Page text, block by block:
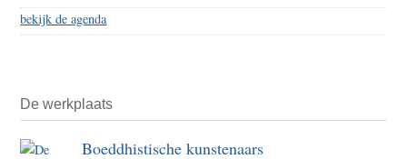
bekijk de agenda
De werkplaats
Boeddhistische kunstenaars